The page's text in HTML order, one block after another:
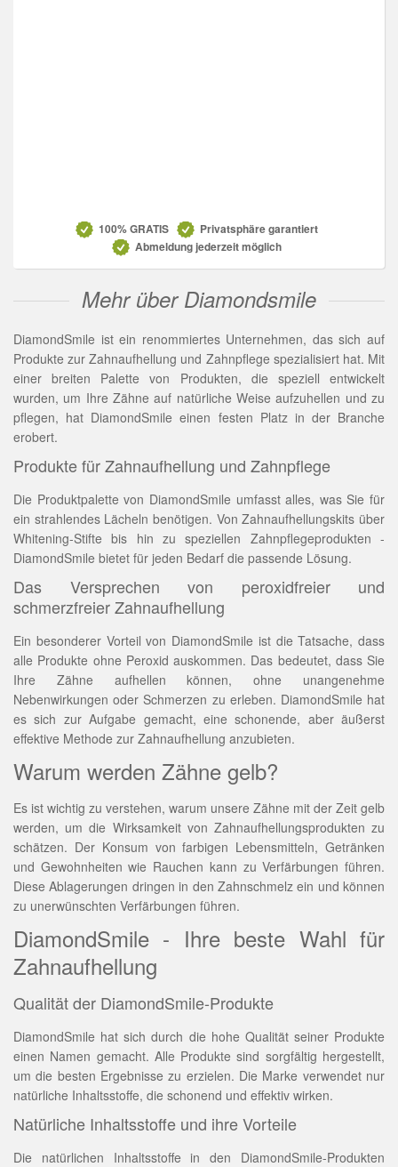
100% GRATIS
Privatsphäre garantiert
Abmeldung jederzeit möglich
Mehr über Diamondsmile
DiamondSmile ist ein renommiertes Unternehmen, das sich auf
Produkte zur Zahnaufhellung und Zahnpflege spezialisiert hat. Mit
einer breiten Palette von Produkten, die speziell entwickelt
wurden, um Ihre Zähne auf natürliche Weise aufzuhellen und zu
pflegen, hat DiamondSmile einen festen Platz in der Branche
erobert.
Produkte für Zahnaufhellung und Zahnpflege
Die Produktpalette von DiamondSmile umfasst alles, was Sie für
ein strahlendes Lächeln benötigen. Von Zahnaufhellungskits über
Whitening-Stifte bis hin zu speziellen Zahnpflegeprodukten -
DiamondSmile bietet für jeden Bedarf die passende Lösung.
Das Versprechen von peroxidfreier und
schmerzfreier Zahnaufhellung
Ein besonderer Vorteil von DiamondSmile ist die Tatsache, dass
alle Produkte ohne Peroxid auskommen. Das bedeutet, dass Sie
Ihre Zähne aufhellen können, ohne unangenehme
Nebenwirkungen oder Schmerzen zu erleben. DiamondSmile hat
es sich zur Aufgabe gemacht, eine schonende, aber äußerst
effektive Methode zur Zahnaufhellung anzubieten.
Warum werden Zähne gelb?
Es ist wichtig zu verstehen, warum unsere Zähne mit der Zeit gelb
werden, um die Wirksamkeit von Zahnaufhellungsprodukten zu
schätzen. Der Konsum von farbigen Lebensmitteln, Getränken
und Gewohnheiten wie Rauchen kann zu Verfärbungen führen.
Diese Ablagerungen dringen in den Zahnschmelz ein und können
zu unerwünschten Verfärbungen führen.
DiamondSmile - Ihre beste Wahl für
Zahnaufhellung
Qualität der DiamondSmile-Produkte
DiamondSmile hat sich durch die hohe Qualität seiner Produkte
einen Namen gemacht. Alle Produkte sind sorgfältig hergestellt,
um die besten Ergebnisse zu erzielen. Die Marke verwendet nur
natürliche Inhaltsstoffe, die schonend und effektiv wirken.
Natürliche Inhaltsstoffe und ihre Vorteile
Die natürlichen Inhaltsstoffe in den DiamondSmile-Produkten